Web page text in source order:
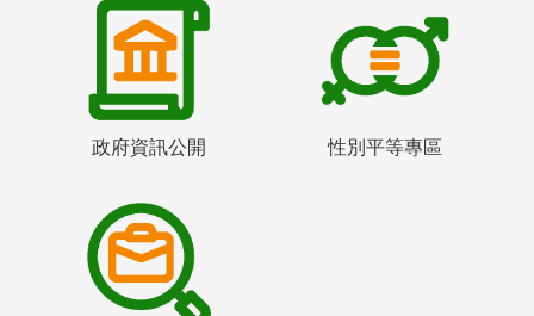
政府資訊公開 性別平等專區